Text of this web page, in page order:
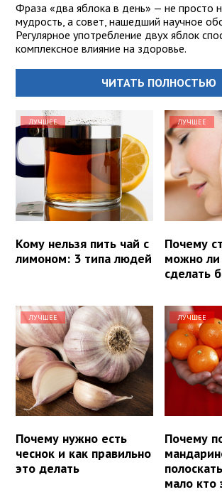
Фраза «два яблока в день» — не просто
мудрость, а совет, нашедший научное
Регулярное употребление двух яблок
комплексное влияние на здоровье.
ЧИТАТЬ ПОЛНОСТЬЮ
ЛУЧШЕЕ
Кому нельзя пить чай с
лимоном: 3 типа людей
ЛУЧШЕЕ
Почему
можно
сделать
ЛУЧШЕЕ
Почему нужно есть
чеснок и как правильно
это делать
ЛУЧШЕЕ
Почему
мало кто